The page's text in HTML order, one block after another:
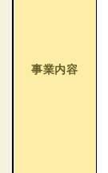
事業内容